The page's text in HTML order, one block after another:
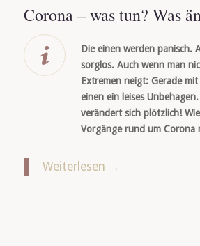
Corona – was tun? Was
Die einen werden panisch.
sorglos. Auch wenn man
Extremen neigt: Gerade
einen ein leises
verändert sich plötzlich!
Vorgänge rund um Corona
Weiterlesen →